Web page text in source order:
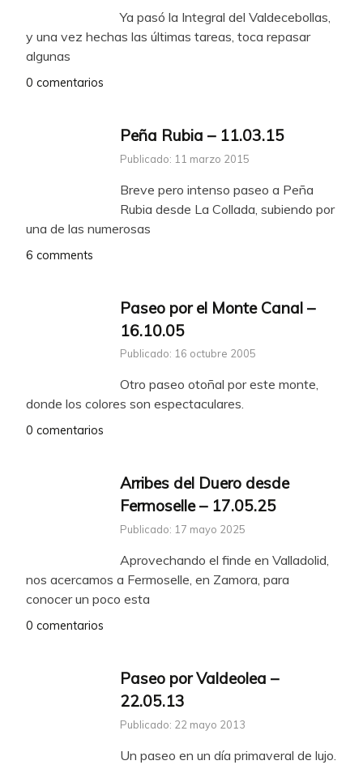
Ya pasó la Integral del Valdecebollas,
y una vez hechas las últimas tareas, toca repasar
algunas
0 comentarios
Peña Rubia – 11.03.15
Publicado: 11 marzo 2015
Breve pero intenso paseo a Peña
Rubia desde La Collada, subiendo por
una de las numerosas
6 comments
Paseo por el Monte Canal –
16.10.05
Publicado: 16 octubre 2005
Otro paseo otoñal por este monte,
donde los colores son espectaculares.
0 comentarios
Arribes del Duero desde
Fermoselle – 17.05.25
Publicado: 17 mayo 2025
Aprovechando el finde en Valladolid,
nos acercamos a Fermoselle, en Zamora, para
conocer un poco esta
0 comentarios
Paseo por Valdeolea –
22.05.13
Publicado: 22 mayo 2013
Un paseo en un día primaveral de lujo.